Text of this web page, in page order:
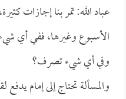
عباد الله: تمر بنا إجازات
الأسبوع وغيرها، ففي أي
وفي أي شيء تصرف؟
والمسألة تحتاج إلى إمام